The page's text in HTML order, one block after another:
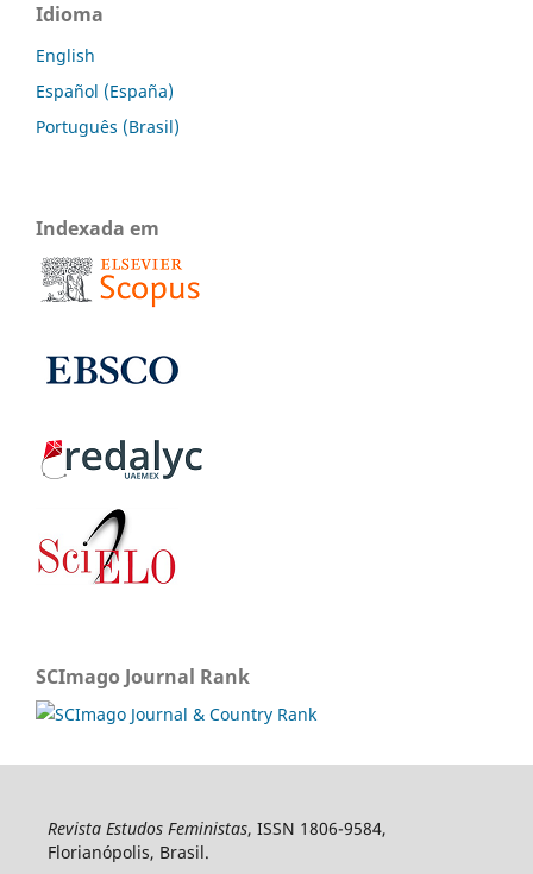
Idioma
English
Español (España)
Português (Brasil)
Indexada em
SCImago Journal Rank
Revista Estudos Feministas, ISSN 1806-9584,
Florianópolis, Brasil.